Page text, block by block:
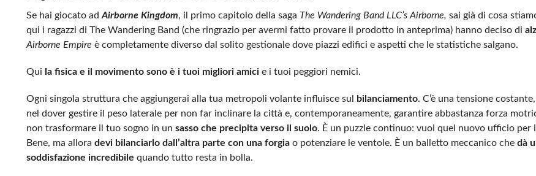
Se hai giocato ad Airborne Kingdom, il primo capitolo della saga The Wandering Band LLC’s Airborne, sai già di cosa
qui i ragazzi di The Wandering Band (che ringrazio per avermi fatto provare il prodotto in anteprima) hanno deciso di
Airborne Empire è completamente diverso dal solito gestionale dove piazzi edifici e aspetti che le statistiche salgano.
Qui la fisica e il movimento sono è i tuoi migliori amicie i tuoi peggiori nemici.
Ogni singola struttura che aggiungerai alla tua metropoli volante influisce sul bilanciamento. C’è una tensione
nel dover gestire il peso laterale per non far inclinare la città e, contemporaneamente, garantire abbastanza forza
non trasformare il tuo sogno in un sasso che precipita verso il suolo. È un puzzle continuo: vuoi quel nuovo ufficio per
Bene, ma allora devi bilanciarlo dall’altra parte con una forgiao potenziare le ventole. È un balletto meccanico che dà
soddisfazione incredibile quando tutto resta in bolla.